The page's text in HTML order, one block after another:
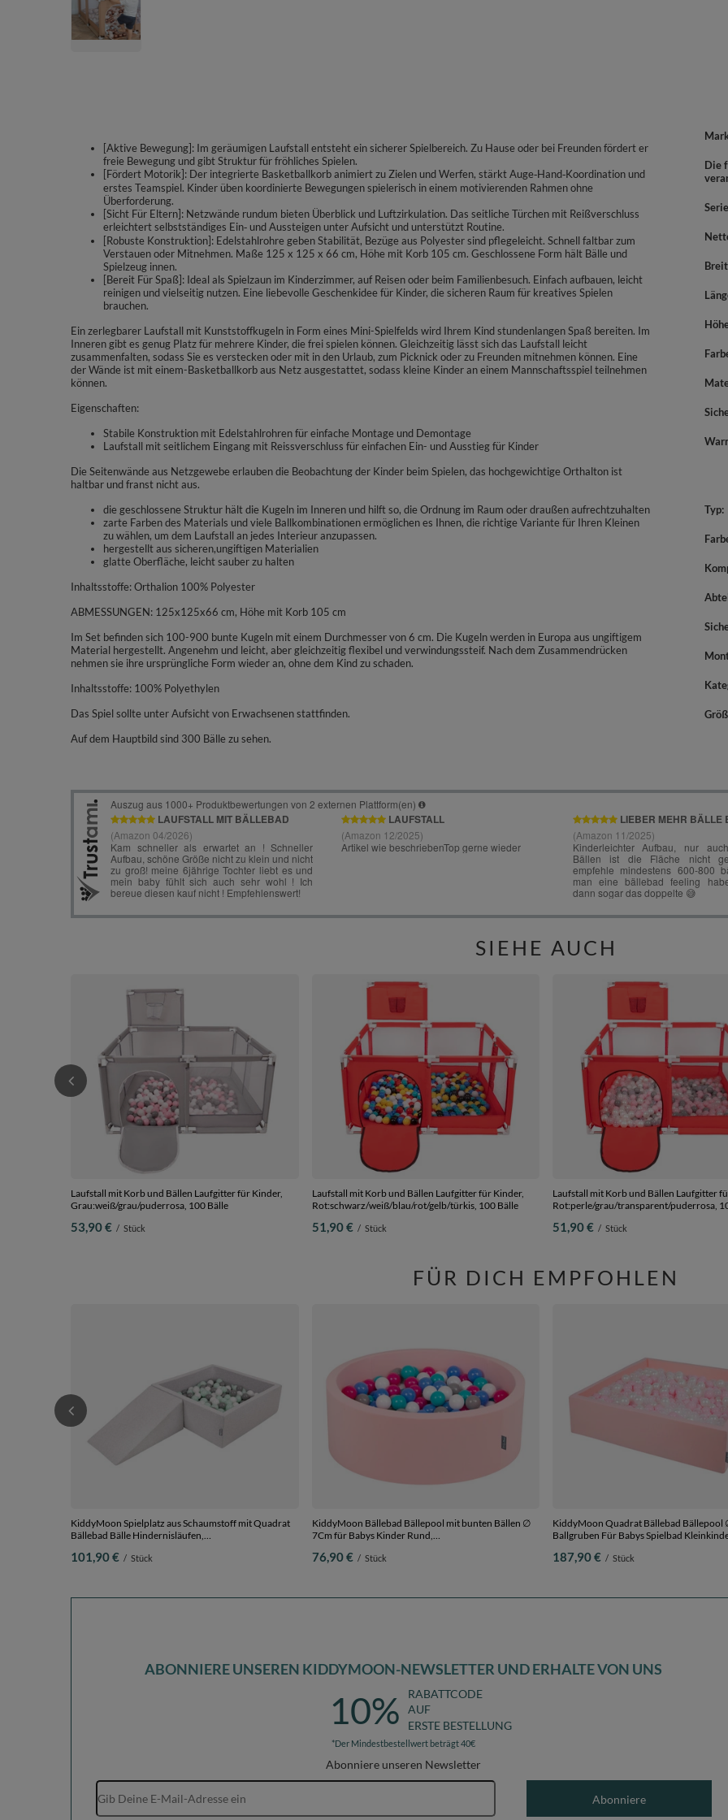
[Aktive Bewegung]: Im geräumigen Laufstall entsteht ein sicherer Spielbereich. Zu Hause oder bei Freunden fördert er
freie Bewegung und gibt Struktur für fröhliches Spielen.
[Fördert Motorik]: Der integrierte Basketballkorb animiert zu Zielen und Werfen, stärkt Auge‑Hand‑Koordination und
erstes Teamspiel. Kinder üben koordinierte Bewegungen spielerisch in einem motivierenden Rahmen ohne
Überforderung.
[Sicht Für Eltern]: Netzwände rundum bieten Überblick und Luftzirkulation. Das seitliche Türchen mit Reißverschluss
erleichtert selbstständiges Ein‑ und Aussteigen unter Aufsicht und unterstützt Routine.
[Robuste Konstruktion]: Edelstahlrohre geben Stabilität, Bezüge aus Polyester sind pflegeleicht. Schnell faltbar zum
Verstauen oder Mitnehmen. Maße 125 x 125 x 66 cm, Höhe mit Korb 105 cm. Geschlossene Form hält Bälle und
Spielzeug innen.
[Bereit Für Spaß]: Ideal als Spielzaun im Kinderzimmer, auf Reisen oder beim Familienbesuch. Einfach aufbauen, leicht
reinigen und vielseitig nutzen. Eine liebevolle Geschenkidee für Kinder, die sicheren Raum für kreatives Spielen
brauchen.
Ein zerlegbarer Laufstall mit Kunststoffkugeln in Form eines Mini-Spielfelds wird Ihrem Kind stundenlangen Spaß bereiten. Im
Inneren gibt es genug Platz für mehrere Kinder, die frei spielen können. Gleichzeitig lässt sich das Laufstall leicht
zusammenfalten, sodass Sie es verstecken oder mit in den Urlaub, zum Picknick oder zu Freunden mitnehmen können. Eine
der Wände ist mit einem-Basketballkorb aus Netz ausgestattet, sodass kleine Kinder an einem Mannschaftsspiel teilnehmen
können.
Eigenschaften:
Stabile Konstruktion mit Edelstahlrohren für einfache Montage und Demontage
Laufstall mit seitlichem Eingang mit Reissverschluss für einfachen Ein- und Ausstieg für Kinder
Die Seitenwände aus Netzgewebe erlauben die Beobachtung der Kinder beim Spielen, das hochgewichtige Orthalton ist
haltbar und franst nicht aus.
die geschlossene Struktur hält die Kugeln im Inneren und hilft so, die Ordnung im Raum oder draußen aufrechtzuhalten
zarte Farben des Materials und viele Ballkombinationen ermöglichen es Ihnen, die richtige Variante für Ihren Kleinen
zu wählen, um dem Laufstall an jedes Interieur anzupassen.
hergestellt aus sicheren,ungiftigen Materialien
glatte Oberfläche, leicht sauber zu halten
Inhaltsstoffe: Orthalion 100% Polyester
ABMESSUNGEN: 125x125x66 cm, Höhe mit Korb 105 cm
Im Set befinden sich 100-900 bunte Kugeln mit einem Durchmesser von 6 cm. Die Kugeln werden in Europa aus ungiftigem
Material hergestellt. Angenehm und leicht, aber gleichzeitig flexibel und verwindungssteif. Nach dem Zusammendrücken
nehmen sie ihre ursprüngliche Form wieder an, ohne dem Kind zu schaden.
Inhaltsstoffe: 100% Polyethylen
Das Spiel sollte unter Aufsicht von Erwachsenen stattfinden.
Auf dem Hauptbild sind 300 Bälle zu sehen.
Die
Serie
Typ
SIEHE AUCH
Laufstall mit Korb und Bällen Laufgitter für Kinder,
Grau:weiß/grau/puderrosa, 100 Bälle
53,90 € / Stück
Laufstall mit Korb und Bällen Laufgitter für Kinder,
Rot:schwarz/weiß/blau/rot/gelb/türkis, 100 Bälle
51,90 € / Stück
Laufstall mit Korb und Bällen Laufgitter
Rot:perle/grau/transparent/puderrosa,
51,90 € / Stück
FÜR DICH EMPFOHLEN
KiddyMoon Spielplatz aus Schaumstoff mit Quadrat
Bällebad Bälle Hindernisläufen,
Zwickel
101,90 € / Stück
KiddyMoon Bällebad Bällepool mit bunten Bällen ∅
7Cm für Babys Kinder Rund,
cm 200 Bälle
76,90 € / Stück
KiddyMoon Quadrat Bällebad Bällepool
Ballgruben Für Babys Spielbad
transparent, 120x30cm/1000 Bälle
187,90 € / Stück
ABONNIERE UNSEREN KIDDYMOON-NEWSLETTER UND ERHALTE VON UNS
10%
RABATTCODE
AUF
ERSTE BESTELLUNG
*Der Mindestbestellwert beträgt 40€
Abonniere unseren Newsletter
E-Mail-Adresse
Abonniere